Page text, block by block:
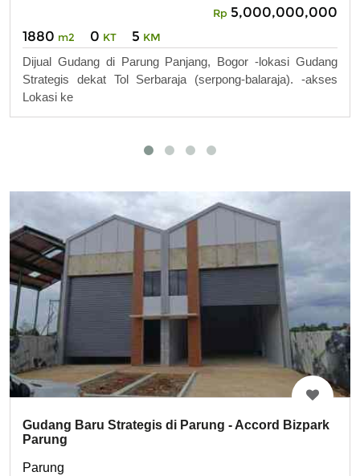
Rp 5,000,000,000
1880 m2 0 KT 5 KM
Dijual Gudang di Parung Panjang, Bogor -lokasi Gudang
Strategis dekat Tol Serbaraja (serpong-balaraja). -akses
Lokasi ke
Gudang Baru Strategis di Parung - Accord Bizpark
Parung
Parung